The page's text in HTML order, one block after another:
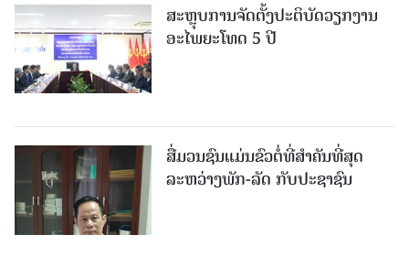
ສະຫຼຸບການຈັດຕັ້ງປະຕິບັດວຽກງານ
ອະໄພຍະໂທດ 5 ປີ
ສື່ມວນຊົນແມ່ນຂົວຕໍ່ທີ່ສໍາຄັນທີ່ສຸດ
ລະຫວ່າງພັກ-ລັດ ກັບປະຊາຊົນ